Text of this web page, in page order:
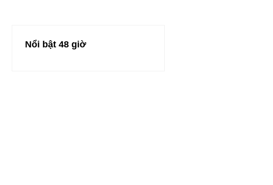
Nổi bật 48 giờ